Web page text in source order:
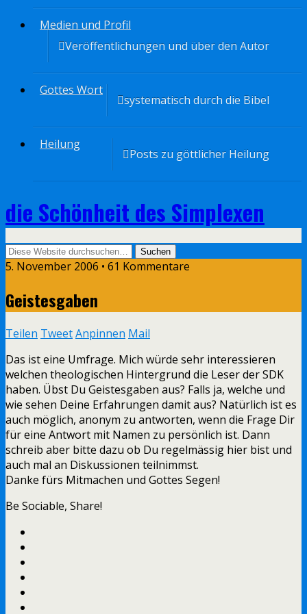
Medien und Profil
Veröffentlichungen und über den Autor
Gottes Wort
systematisch durch die Bibel
Heilung
Posts zu göttlicher Heilung
die Schönheit des Simplexen
5. November 2006 • 61 Kommentare
Geistesgaben
Teilen TweetAnpinnen Mail
Das ist eine Umfrage. Mich würde sehr interessieren
welchen theologischen Hintergrund die Leser der SDK
haben. Übst Du Geistesgaben aus? Falls ja, welche und
wie sehen Deine Erfahrungen damit aus? Natürlich ist es
auch möglich, anonym zu antworten, wenn die Frage Dir
für eine Antwort mit Namen zu persönlich ist. Dann
schreib aber bitte dazu ob Du regelmässig hier bist und
auch mal an Diskussionen teilnimmst.
Danke fürs Mitmachen und Gottes Segen!
Be Sociable, Share!